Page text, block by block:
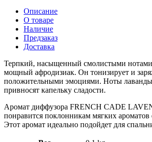
Описание
О товаре
Наличие
Предзаказ
Доставка
Терпкий, насыщенный смолистыми
мощный афродизиак. Он тонизирует и
положительными эмоциями. Ноты
привносят капельку сладости.
Аромат диффузора FRENCH CADE
понравится поклонникам мягких ароматов
Этот аромат идеально подойдет для